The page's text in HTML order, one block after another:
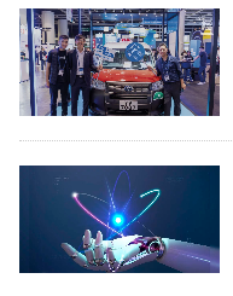
欄
訂
閱
區